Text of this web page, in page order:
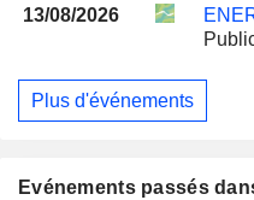
13/08/2026
Plus d'événements
Evénements passés